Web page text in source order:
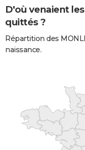
D'où venaient
quittés ?
Répartition des
naissance.